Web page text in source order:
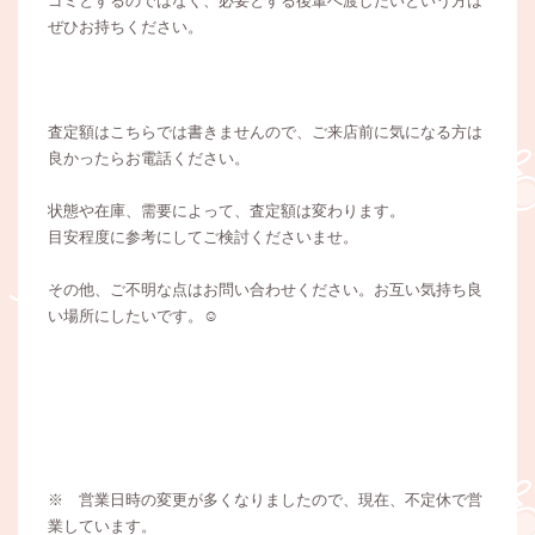
ぜひお持ちください。
査定額はこちらでは書きませんので、ご来店前に気になる方は
良かったらお電話ください。
状態や在庫、需要によって、査定額は変わります。
目安程度に参考にしてご検討くださいませ。
その他、ご不明な点はお問い合わせください。お互い気持ち良
い場所にしたいです。☺
※ 営業日時の変更が多くなりましたので、現在、不定休で営
業しています。